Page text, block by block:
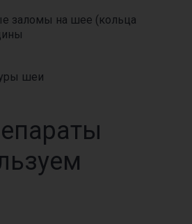
заломы на шее (кольца
шеи